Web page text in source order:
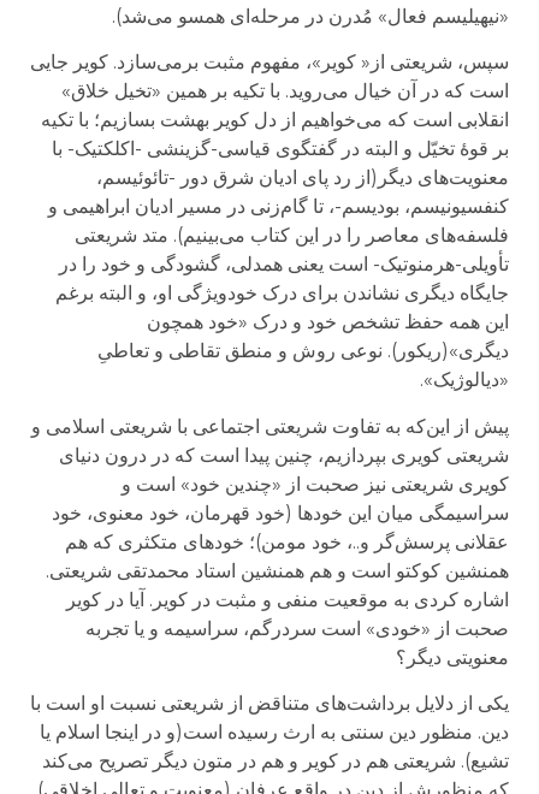
«نیهیلیسم فعال» مُدرن در مرحله‌ای همسو می‌شد).
سپس، شریعتی از« کویر»، مفهوم مثبت برمی‌سازد. کویر جایی
است که در آن خیال می‌روید. با تکیه بر همین «تخیل خلاق»
انقلابی است که می‌خواهیم از دل کویر بهشت بسازیم؛ با تکیه
بر قوهٔ تخیّل و البته در گفتگوی قیاسی-گزینشی -اکلکتیک- با
معنویت‌های دیگر(از رد پای ادیان شرق دور -تائوئیسم،
کنفسیونیسم، بودیسم-، تا گام‌زنی در مسیر ادیان ابراهیمی و
فلسفه‌های معاصر را در این کتاب می‌بینیم). متد شریعتی
تأویلی-هرمنوتیک- است یعنی همدلی، گشودگی و خود را در
جایگاه دیگری نشاندن برای درک خودویژگی او، و البته برغم
این همه حفظ تشخص خود و درک «خود همچون
دیگری»(ریکور). نوعی روش و منطق تقاطی و تعاطیِ
«دیالوژیک».
پیش از ا‌ین‌که به تفاوت شریعتی اجتماعی با شریعتی اسلامی و
شریعتی کویری بپردازیم، چنین پیدا است که در درون دنیای
کویری شریعتی نیز صحبت از «چندین خود» است و
سراسیمگی میان این خودها (خود قهرمان، خود معنوی، خود
عقلانی پرسش‌گر و..، خود مومن)؛ خودهای متکثری که هم
همنشین کوکتو است و هم همنشین استاد محمدتقی شریعتی.
اشاره کردی به موقعیت منفی و مثبت در کویر. آیا در کویر
صحبت از «خودی» است سردرگم، سراسیمه و یا تجربه
معنویتی دیگر؟
یکی از دلایل برداشت‌های متناقض از شریعتی نسبت او است با
دین. منظور دین سنتی به ارث رسیده است(و در اینجا اسلام یا
تشیع). شریعتی هم در کویر و هم در متون دیگر تصریح می‌کند